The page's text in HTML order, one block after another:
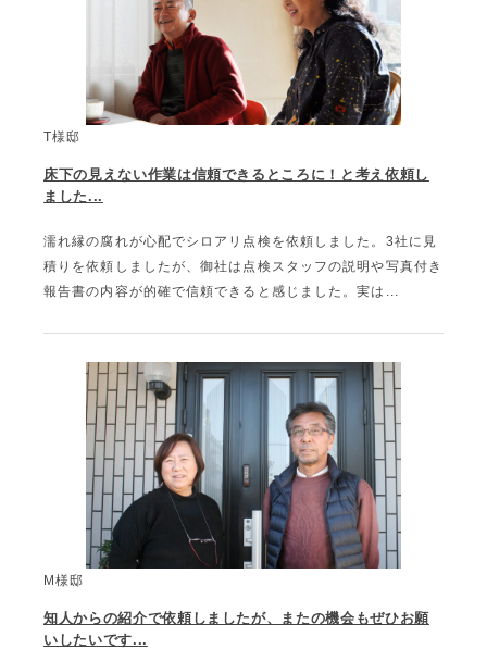
T様邸
床下の見えない作業は信頼できるところに！と考え依頼し
ました...
濡れ縁の腐れが心配でシロアリ点検を依頼しました。3社に見
積りを依頼しましたが、御社は点検スタッフの説明や写真付き
報告書の内容が的確で信頼できると感じました。実は...
M様邸
知人からの紹介で依頼しましたが、またの機会もぜひお願
いしたいです...